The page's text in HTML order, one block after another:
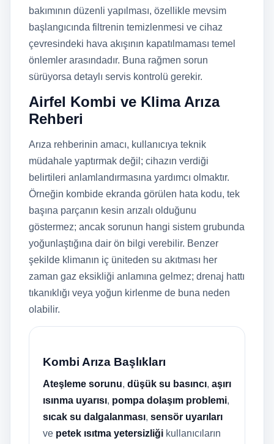
bakımının düzenli yapılması, özellikle mevsim
başlangıcında filtrenin temizlenmesi ve cihaz
çevresindeki hava akışının kapatılmaması temel
önlemler arasındadır. Buna rağmen sorun
sürüyorsa detaylı servis kontrolü gerekir.
Airfel Kombi ve Klima Arıza
Rehberi
Arıza rehberinin amacı, kullanıcıya teknik
müdahale yaptırmak değil; cihazın verdiği
belirtileri anlamlandırmasına yardımcı olmaktır.
Örneğin kombide ekranda görülen hata kodu, tek
başına parçanın kesin arızalı olduğunu
göstermez; ancak sorunun hangi sistem grubunda
yoğunlaştığına dair ön bilgi verebilir. Benzer
şekilde klimanın iç üniteden su akıtması her
zaman gaz eksikliği anlamına gelmez; drenaj hattı
tıkanıklığı veya yoğun kirlenme de buna neden
olabilir.
Kombi Arıza Başlıkları
Ateşleme sorunu, düşük su basıncı, aşırı
ısınma uyarısı, pompa dolaşım problemi,
sıcak su dalgalanması, sensör uyarıları
ve petek ısıtma yetersizliği kullanıcıların